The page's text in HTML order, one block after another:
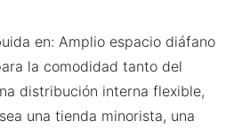
en: Amplio espacio diáfano
la comodidad tanto del
distribución interna flexible,
una tienda minorista, una